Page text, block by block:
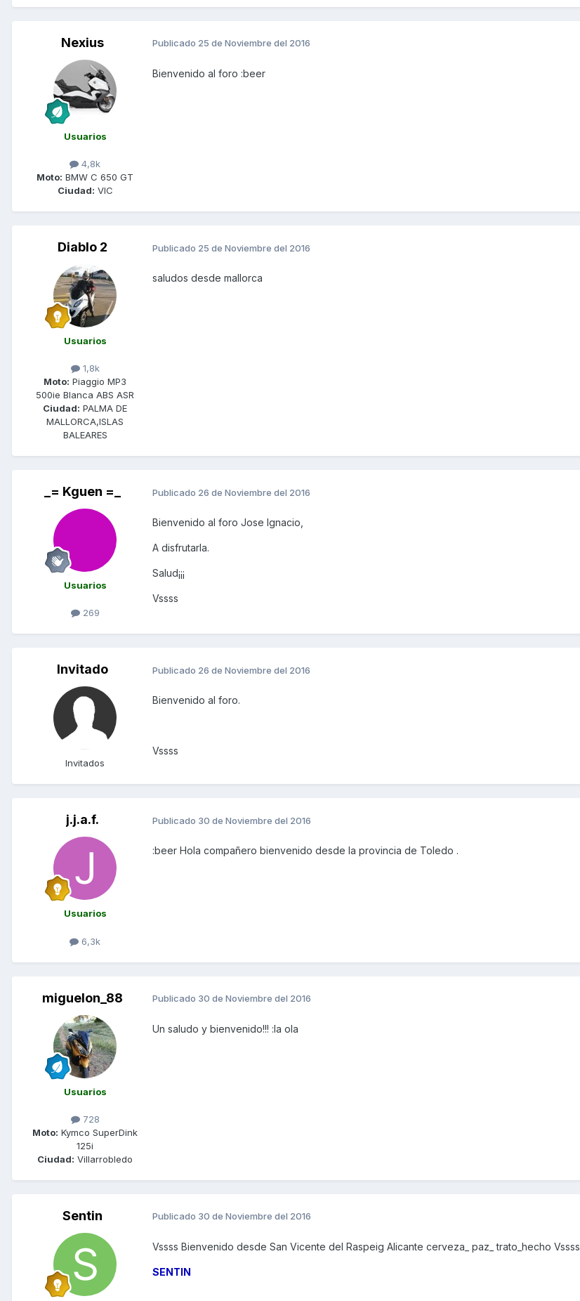
Nexius
Usuarios
4,8k
Moto: BMW C 650 GT
Ciudad: VIC
Publicado 25 de Noviembre del 2016
Bienvenido al foro :beer
Diablo 2
Usuarios
1,8k
Moto: Piaggio MP3
500ie Blanca ABS ASR
Ciudad: PALMA DE
MALLORCA,ISLAS
BALEARES
Publicado 25 de Noviembre del 2016
saludos desde mallorca
_= Kguen =_
Usuarios
269
Publicado 26 de Noviembre del 2016
Bienvenido al foro Jose Ignacio,
A disfrutarla.
Salud¡¡¡
Vssss
Invitado
Invitados
Publicado 26 de Noviembre del 2016
Bienvenido al foro.
Vssss
j.j.a.f.
Usuarios
6,3k
Publicado 30 de Noviembre del 2016
:beer Hola compañero bienvenido desde la provincia de Toledo .
miguelon_88
Usuarios
728
Moto: Kymco SuperDink
125i
Ciudad: Villarrobledo
Publicado 30 de Noviembre del 2016
Un saludo y bienvenido!!! :la ola
Sentin Publicado 30 de Noviembre del 2016
Vssss Bienvenido desde San Vicente del Raspeig Alicante cerveza_ paz_ trato_hecho Vssss
SENTIN